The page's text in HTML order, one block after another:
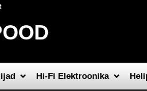
Hi-Fi Elektroonika